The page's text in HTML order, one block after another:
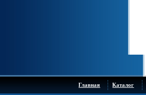
Главная Каталог